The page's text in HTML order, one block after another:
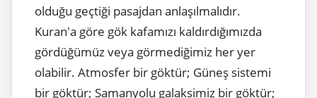
olduğu geçtiği pasajdan anlaşılmalıdır.
Kuran'a göre gök kafamızı kaldırdığımızda
gördüğümüz veya görmediğimiz her yer
olabilir. Atmosfer bir göktür; Güneş sistemi
bir göktür; Samanyolu galaksimiz bir göktür;